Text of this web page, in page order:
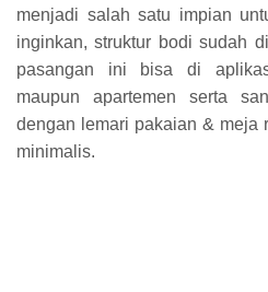
menjadi salah satu impian
inginkan, struktur bodi sudah
pasangan ini bisa di
maupun apartemen serta
dengan lemari pakaian & meja
minimalis.